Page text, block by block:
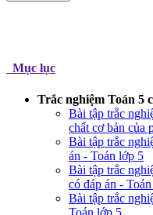
Mục lục
Trắc nghiệm Toán 5
Bài tập trắc
chất cơ bản của
Bài tập trắc
án - Toán lớp 5
Bài tập trắc
có đáp án -
Bài tập trắc
Toán lớp 5